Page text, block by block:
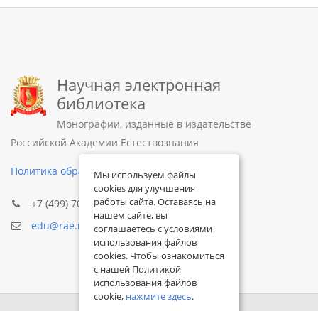
Научная электронная
библиотека
Монографии, изданные в издательстве
Российской Академии Естествознания
Политика обработки персональных данных
+7 (499) 705-72-30
edu@rae.ru
Мы используем файлы
cookies для улучшения
работы сайта. Оставаясь на
нашем сайте, вы
соглашаетесь с условиями
использования файлов
cookies. Чтобы ознакомиться
с нашей Политикой
использования файлов
cookie, нажмите здесь.